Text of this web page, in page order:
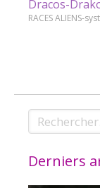
Dracos-
RACES ALIENS-
Rechercher
Derniers